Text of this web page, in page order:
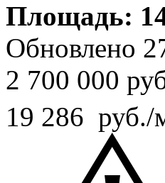
Площадь:
Обновлено
2 700 000
19 286 руб./